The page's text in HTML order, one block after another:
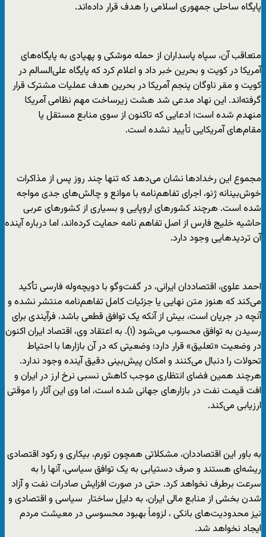
پایگاه ساحلی جمهوری اسلامی را هدف قرار داده‌اند.
متعاقب آن، سپاه پاسداران از حمله موشکی و پهپادی به پایگاه‌های
آمریکا در کویت و بحرین خبر داد و اعلام کرد که پایگاه علی‌السالم در
کویت و مقر ناوگان پنجم آمریکا در بحرین هدف عملیات مشترک قرار
گرفته‌اند. این نهاد مدعی شد هشت زیرساخت مهم نظامی آمریکا
منهدم شده است؛ ادعایی که تاکنون از سوی منابع مستقل یا
مقام‌های آمریکایی تأیید نشده است.
مجموع این رخدادها نشان می‌دهد که تنها چند روز پس از مذاکرات
خوش‌بینانه ژنو، اجرای تفاهم‌نامه با موانع و چالش‌های جدی مواجه
شده است. هرچند کشورهای اروپایی و بسیاری از کشورهای عربی
حاشیه خلیج فارس از اصل تفاهم نامه حمایت کرده‌اند، اما درباره آینده
آن تردیدهایی وجود دارد.
احمد علوی، اقتصاددان ایرانی، در گفت‌وگو با دویچه‌وله فارسی تأکید
می‌کند که هنوز متن نهایی یا جزئیات کامل تفاهم‌نامه منتشر نشده و
آنچه در جریان است، بیش از آنکه یک توافق قطعی باشد، فرآیندی برای
رسیدن به توافق محسوب می‌شود (۱). به اعتقاد وی، اقتصاد ایران اکنون
در وضعیت «تعلیق» قرار دارد؛ وضعیتی که در آن بازارها با احتیاط
تحولات را دنبال می‌کنند و امکان پیش‌بینی دقیق آینده وجود ندارد.
هرچند همین فضای انتظاری موجب کاهش نسبی نرخ ارز در ایران و
افت قیمت نفت در بازارهای جهانی شده است، اما وی این آثار را موقتی
ارزیابی می‌کند.
به باور این اقتصاددان، مشکلاتی همچون تورم، بیکاری و رکود اقتصادی
ریشه‌ای هستند و صرف دستیابی به یک توافق سیاسی، آنها را به
سرعت برطرف نخواهد کرد. حتی در صورت افزایش صادرات نفت و آزاد
شدن بخشی از منابع مالی ایران، به دلیل ساختار سیاسی و اقتصادی و
نیز محدودیت‌های بانکی ، لزوماً بهبود محسوسی در معیشت مردم
ایجاد نخواهد شد.